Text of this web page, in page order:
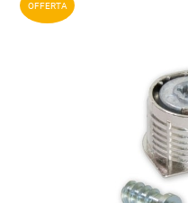
OFFERTA